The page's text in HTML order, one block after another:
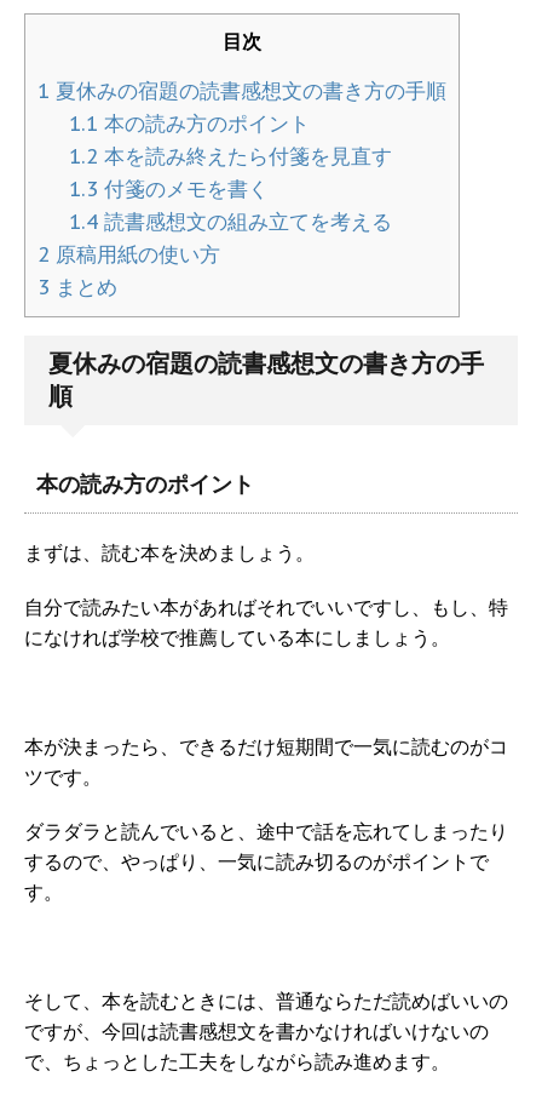
目次
1 夏休みの宿題の読書感想文の書き方の手順
1.1 本の読み方のポイント
1.2 本を読み終えたら付箋を見直す
1.3 付箋のメモを書く
1.4読書感想文の組み立てを考える
2 原稿用紙の使い方
3 まとめ
夏休みの宿題の読書感想文の書き方の手
順
本の読み方のポイント
まずは、読む本を決めましょう。
自分で読みたい本があればそれでいいですし、もし、特
になければ学校で推薦している本にしましょう。
本が決まったら、できるだけ短期間で一気に読むのがコ
ツです。
ダラダラと読んでいると、途中で話を忘れてしまったり
するので、やっぱり、一気に読み切るのがポイントで
す。
そして、本を読むときには、普通ならただ読めばいいの
ですが、今回は読書感想文を書かなければいけないの
で、ちょっとした工夫をしながら読み進めます。